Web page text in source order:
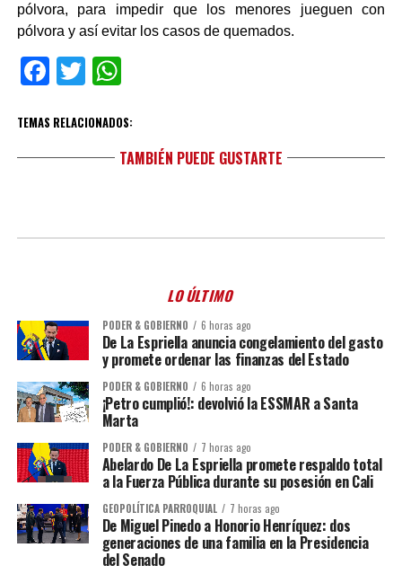
pólvora, para impedir que los menores jueguen con
pólvora y así evitar los casos de quemados.
Facebook
TwitterWhatsApp
TEMAS RELACIONADOS:
TAMBIÉN PUEDE GUSTARTE
LO ÚLTIMO
PODER & GOBIERNO 6 horas ago
De La Espriella anuncia congelamiento del gasto
y promete ordenar las finanzas del Estado
PODER & GOBIERNO 6 horas ago
¡Petro cumplió!: devolvió la ESSMAR a Santa
Marta
PODER & GOBIERNO 7 horas ago
Abelardo De La Espriella promete respaldo total
a la Fuerza Pública durante su posesión en Cali
GEOPOLÍTICA PARROQUIAL 7 horas ago
De Miguel Pinedo a Honorio Henríquez: dos
generaciones de una familia en la Presidencia
del Senado